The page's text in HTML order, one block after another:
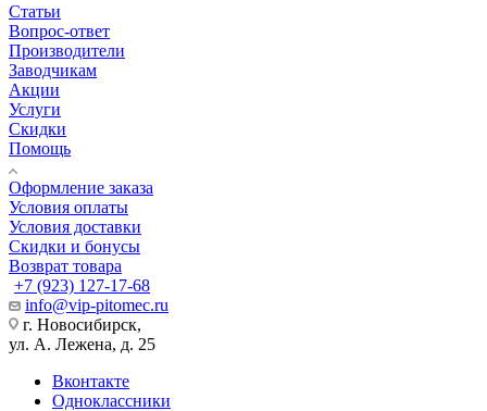
Статьи
Вопрос-ответ
Производители
Заводчикам
Акции
Услуги
Скидки
Помощь
Оформление заказа
Условия оплаты
Условия доставки
Скидки и бонусы
Возврат товара
+7 (923) 127-17-68
info@vip-pitomec.ru
г. Новосибирск,
ул. А. Лежена, д. 25
Вконтакте
Одноклассники